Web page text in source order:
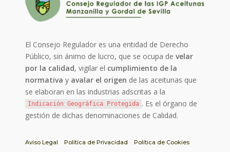
El Consejo Regulador es una entidad de Derecho
Público, sin ánimo de lucro, que se ocupa develar
por la calidad, vigilar el cumplimiento de la
normativa y avalar el origen de las aceitunas que
se elaboran en las industrias adscritas a la
Indicación Geográfica Protegida . Es el órgano de
gestión de dichas denominaciones de Calidad.
Aviso Legal Política de Privacidad
Política de Cookies